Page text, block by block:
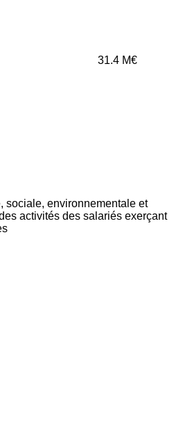
31.4 M€
sociale, environnementale et
activités des salariés exerçant